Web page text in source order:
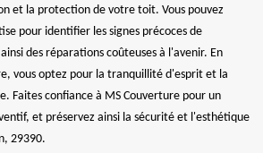
et la protection de votre toit. Vous pouvez
pour identifier les signes précoces de
des réparations coûteuses à l'avenir. En
vous optez pour la tranquillité d'esprit et la
Faites confiance à MS Couverture pour un
et préservez ainsi la sécurité et l'esthétique
29390.